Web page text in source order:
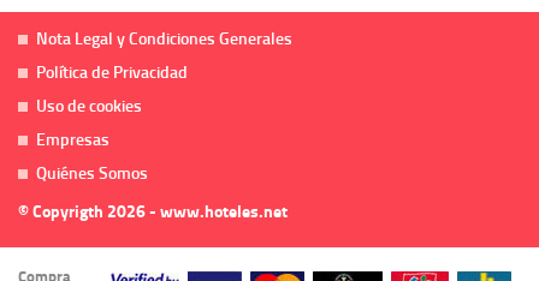
Nota Legal y Condiciones Generales
Política de Privacidad
Uso de cookies
Empresas
Quiénes Somos
© Copyrigth 2026 - www.hoteles.net
Compra